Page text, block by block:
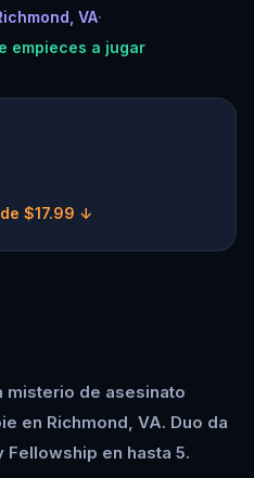
VA·
empieces a jugar
$17.99 ↓
misterio de asesinato
en Richmond, VA. Duo da
en hasta 5.